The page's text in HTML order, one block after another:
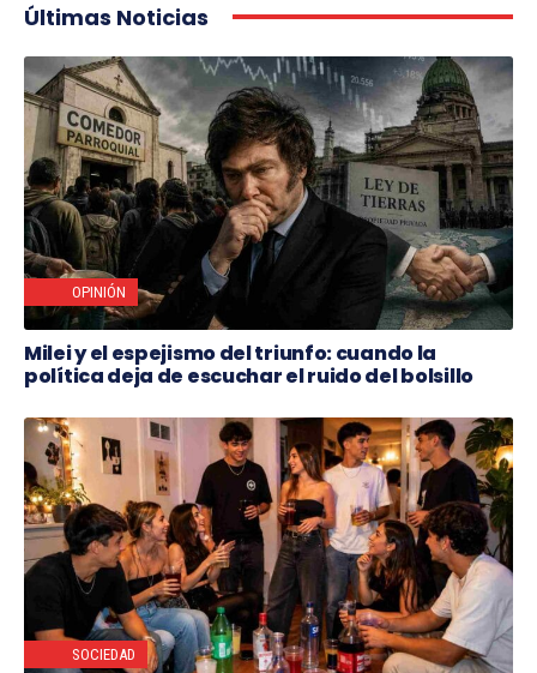
Últimas Noticias
OPINIÓN
Milei y el espejismo del triunfo: cuando la
política deja de escuchar el ruido del bolsillo
SOCIEDAD